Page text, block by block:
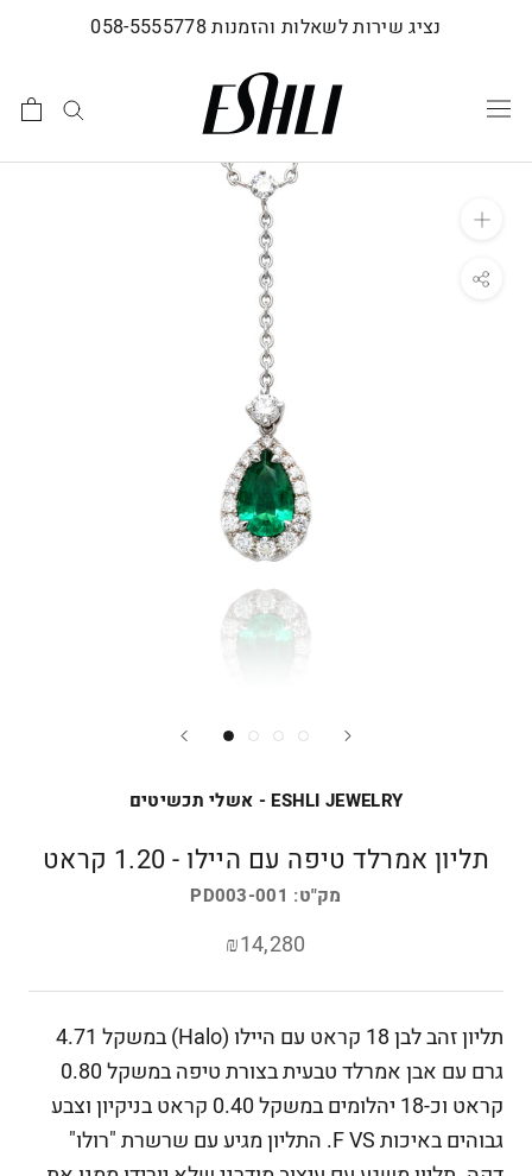
נציג שירות לשאלות והזמנות 058-5555778
ESHLI JEWELRY - אשלי תכשיטים
תליון אמרלד טיפה עם היילו - 1.20 קראט
מק"ט: PD003-001
₪14,280
תליון זהב לבן 18 קראט עם היילו (Halo) במשקל 4.71
גרם עם אבן אמרלד טבעית בצורת טיפה במשקל 0.80
קראט וכ-18 יהלומים במשקל 0.40 קראט בניקיון וצבע
גבוהים באיכות F VS. התליון מגיע עם שרשרת "רולו"